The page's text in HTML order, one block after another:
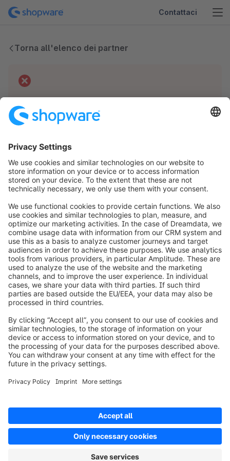
Contattaci
Torna all'elenco dei partner
Non abbiamo dati per questo partner.
info@shopware.com
Informazioni su Shopware
Prodotti
Soluzioni
Partner
Developers
Risorse
Terms & ConditionsPrivacyLegal notice
Digital Services Act (DSA)
Copyright © shopware AG - All rights reserved